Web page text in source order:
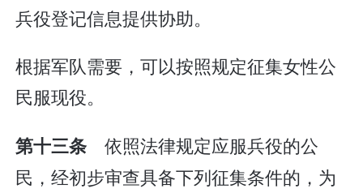
兵役登记信息提供协助。
根据军队需要，可以按照规定征集女性公
民服现役。
第十三条 依照法律规定应服兵役的公
民，经初步审查具备下列征集条件的，为